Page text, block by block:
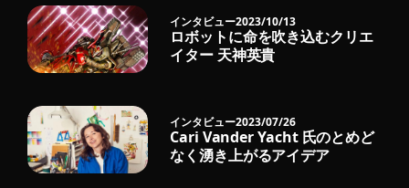
インタビュー2023/10/13
ロボットに命を吹き込むクリエ
イター 天神英貴
インタビュー2023/07/26
Cari Vander Yacht 氏のとめど
なく湧き上がるアイデア